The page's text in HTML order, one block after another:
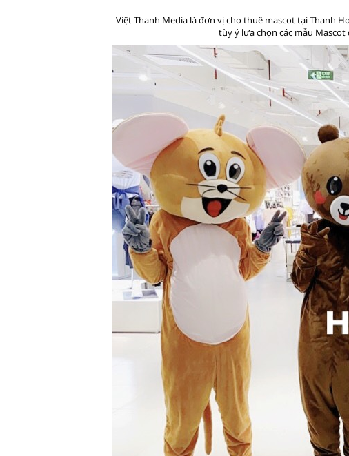
Việt Thanh Media là đơn vị cho thuê mascot tại Thanh
tùy ý lựa chọn các mẫu